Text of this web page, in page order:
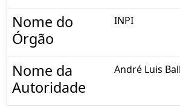
Nome do
Órgão
INPI
Nome da
Autoridade
André Luis